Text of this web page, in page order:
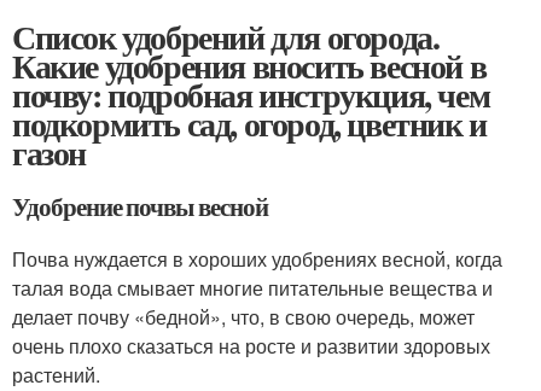
Список удобрений для огорода.
Какие удобрения вносить весной в
почву: подробная инструкция, чем
подкормить сад, огород, цветник и
газон
Удобрение почвы весной
Почва нуждается в хороших удобрениях весной, когда
талая вода смывает многие питательные вещества и
делает почву «бедной», что, в свою очередь, может
очень плохо сказаться на росте и развитии здоровых
растений.